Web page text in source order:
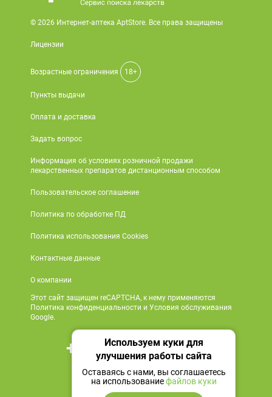
© 2026 Интернет-аптека AptStore. Все права защищены
Лицензии
Возрастные ограничения 18+
Пункты выдачи
Оплата и доставка
Задать вопрос
Информация об условиях розничной продажи
лекарственных препаратов дистанционным способом
Пользовательское соглашение
Политика по обработке ПД
Политика использования Cookies
Контактные данные
О компании
Этот сайт защищен reCAPTCHA, к нему применяются
Политика конфиденциальности и Условия обслуживания
Google.
+7 495 419 18 18
Мы в социальных сетях
Используем куки для
улучшения работы сайта
Оставаясь с нами, вы соглашаетесь
на использованиефайлов куки